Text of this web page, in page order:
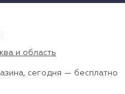
и область
сегодня — бесплатно